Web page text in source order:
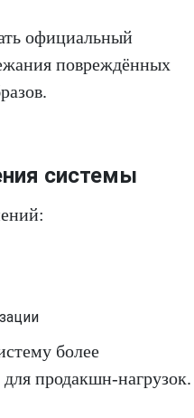
официальный
повреждённых
системы
более
продакшн-нагрузок.